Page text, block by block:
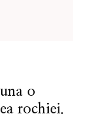
o
rochiei.